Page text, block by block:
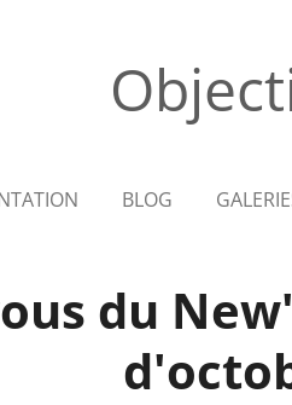
BLOG
du